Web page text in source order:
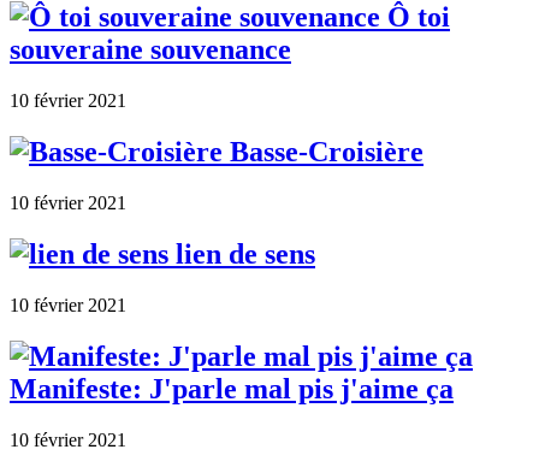
Ô toi
souveraine souvenance
10 février 2021
Basse-Croisière
10 février 2021
lien de sens
10 février 2021
Manifeste: J'parle mal pis j'aime ça
10 février 2021